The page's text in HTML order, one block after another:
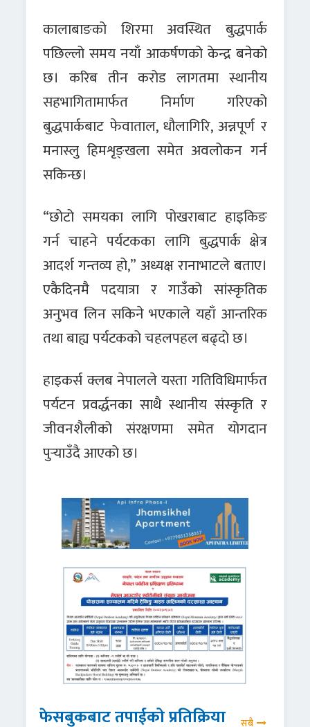
कालाबाङको शिरमा अवस्थित बुद्धपार्क
पछिल्लो समय नयाँ आकर्षणको केन्द्र बनेको
छ। करिब तीन करोड लागतमा स्थानीय
सहभागितामार्फत निर्माण गरिएको
बुद्धपार्कबाट फेवाताल, धौलागिरि, अन्नपूर्ण र
मनास्लु हिमशृङ्खला समेत अवलोकन गर्न
सकिन्छ।
“छोटो समयका लागि पोखराबाट हाइकिङ
गर्न चाहने पर्यटकका लागि बुद्धपार्क क्षेत्र
आदर्श गन्तव्य हो,” अध्यक्ष रानाभाटले बताए।
एकैदिनमै पदयात्रा र गाउँको सांस्कृतिक
अनुभव लिन सकिने भएकाले यहाँ आन्तरिक
तथा बाह्य पर्यटकको चहलपहल बढ्दो छ।
हाइकर्स क्लब नेपालले यस्ता गतिविधिमार्फत
पर्यटन प्रवर्द्धनका साथै स्थानीय संस्कृति र
जीवनशैलीको संरक्षणमा समेत योगदान
पुर्‍याउँदै आएको छ।
फेसबुकबाट तपाईको प्रतिक्रिया सबै